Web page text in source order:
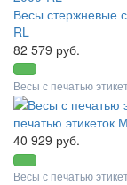
Весы стержневые
RL
82 579 руб.
Весы с печатью
печатью
40 929 руб.
Весы с печатью